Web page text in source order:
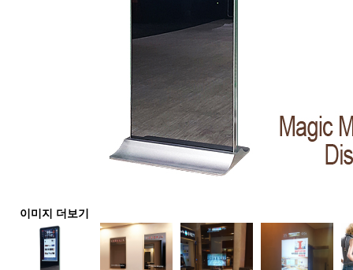
이미지 더보기